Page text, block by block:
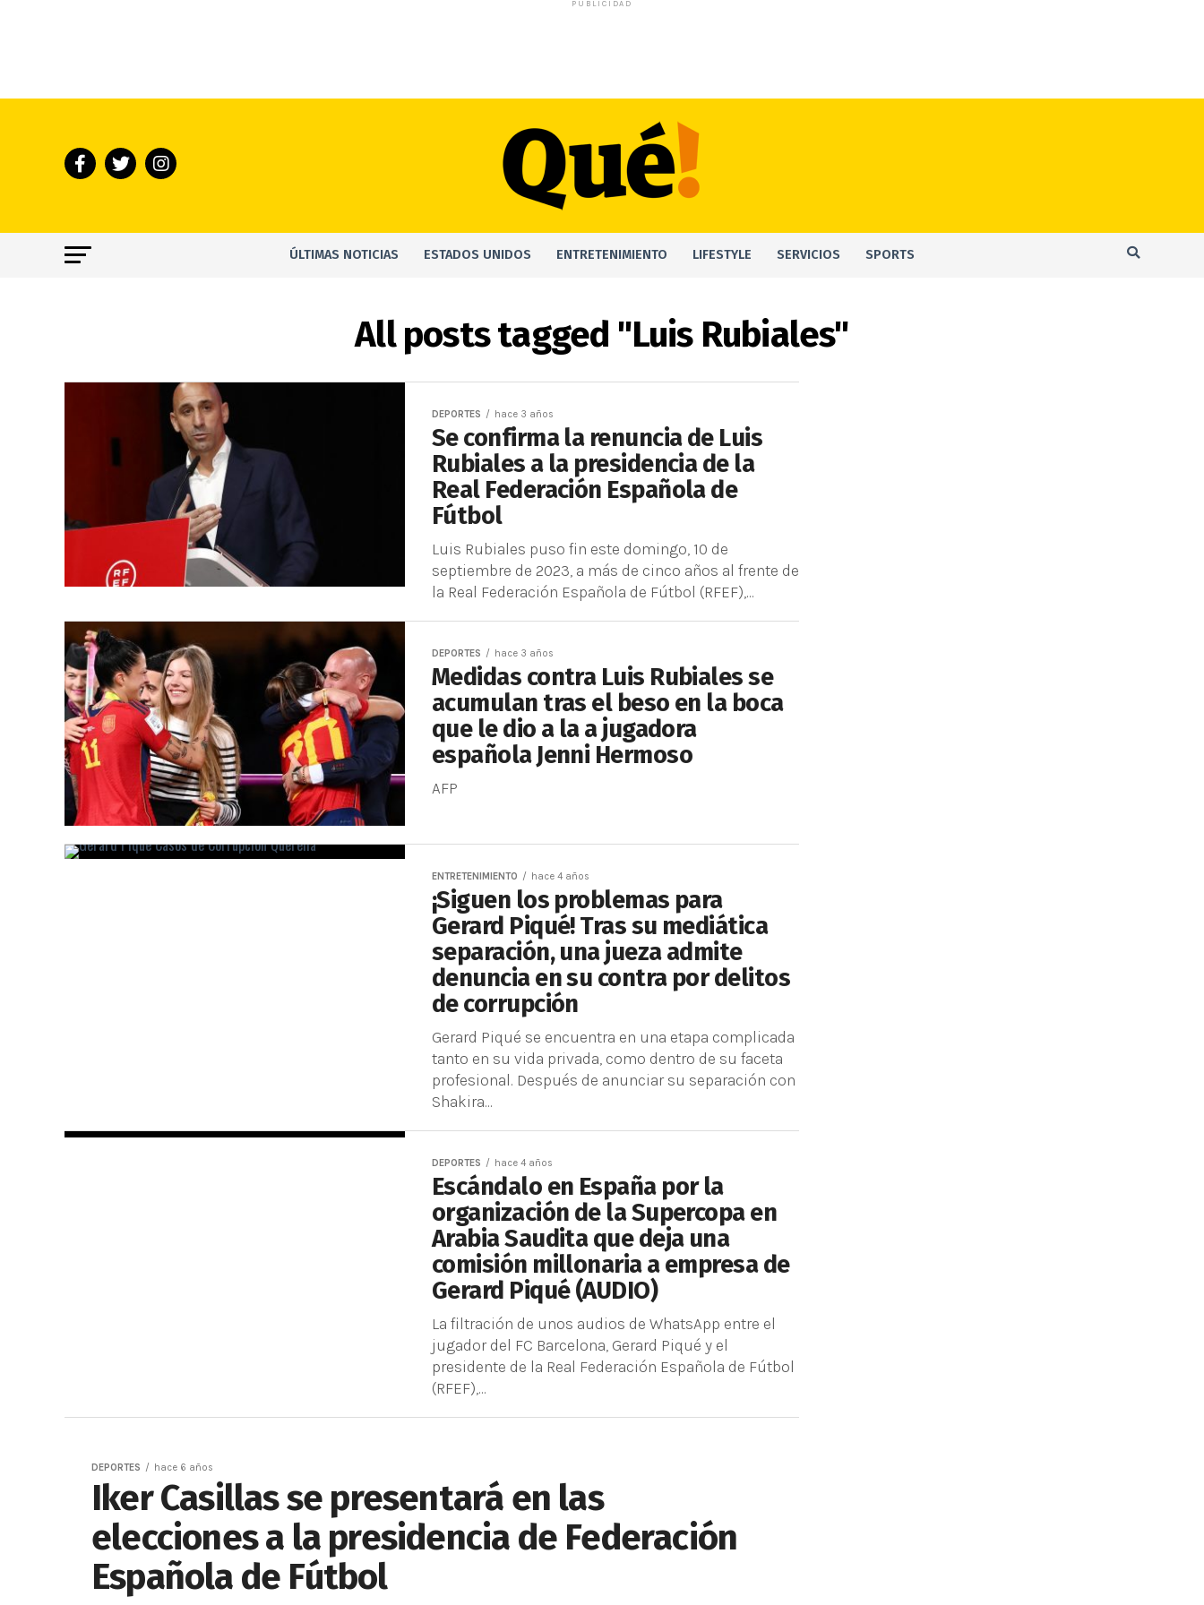
PUBLICIDAD
ÚLTIMAS NOTICIAS ESTADOS UNIDOS ENTRETENIMIENTO LIFESTYLE SERVICIOS SPORTS
All posts tagged "Luis Rubiales"
DEPORTES hace 3 años
Se confirma la renuncia de Luis
Rubiales a la presidencia de la
Real Federación Española de
Fútbol
Luis Rubiales puso fin este domingo, 10 de
septiembre de 2023, a más de cinco años al frente de
la Real Federación Española de Fútbol (RFEF),...
DEPORTES hace 3 años
Medidas contra Luis Rubiales se
acumulan tras el beso en la boca
que le dio a la a jugadora
española Jenni Hermoso
AFP
ENTRETENIMIENTO hace 4 años
¡Siguen los problemas para
Gerard Piqué! Tras su mediática
separación, una jueza admite
denuncia en su contra por delitos
de corrupción
Gerard Piqué se encuentra en una etapa complicada
tanto en su vida privada, como dentro de su faceta
profesional. Después de anunciar su separación con
Shakira...
DEPORTES hace 4 años
Escándalo en España por la
organización de la Supercopa en
Arabia Saudita que deja una
comisión millonaria a empresa de
Gerard Piqué (AUDIO)
La filtración de unos audios de WhatsApp entre el
jugador del FC Barcelona, Gerard Piqué y el
presidente de la Real Federación Española de Fútbol
(RFEF),...
DEPORTES hace 6 años
Iker Casillas se presentará en las
elecciones a la presidencia de Federación
Española de Fútbol